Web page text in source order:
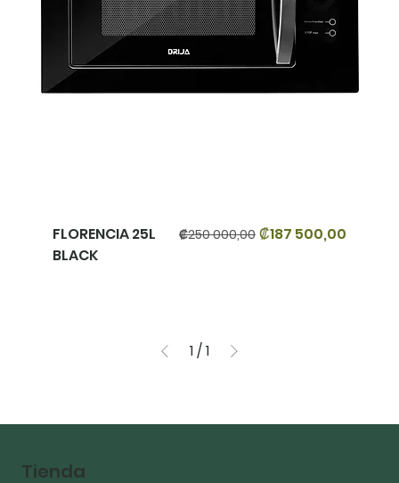
FLORENCIA 25L
BLACK
Precio
₡250 000,00 Precio de oferta
₡187 500,00
1/1
Tienda